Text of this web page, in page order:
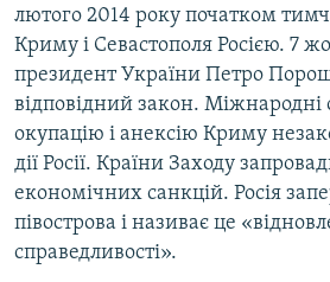
лютого 2014 року початком
Криму і Севастополя Росією. 7
президент України Петро
відповідний закон. Міжнародні
окупацію і анексію Криму
дії Росії. Країни Заходу
економічних санкцій. Росія
півострова і називає це
справедливості».